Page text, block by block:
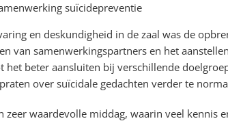
suïcidepreventie
en deskundigheid in de zaal was de
van samenwerkingspartners en het
het beter aansluiten bij verschillende
over suïcidale gedachten verder te
zeer waardevolle middag, waarin veel kennis